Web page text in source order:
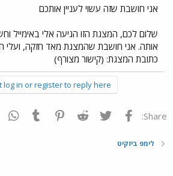
א
ר
אני חושבת שזה עשוי לעניין אותכם
שלום לכם, המצגת הזו הגיעה אלי באימייל
אותה. אני חושבת שהמצגת מאד חזקה, ועלי
כתובת המצגת: (קישור מצורף)
log in or register to reply here.
Share: פייסבוק Twitter
Reddit
Pinterest
Tumblr
לימפ ביזקיט